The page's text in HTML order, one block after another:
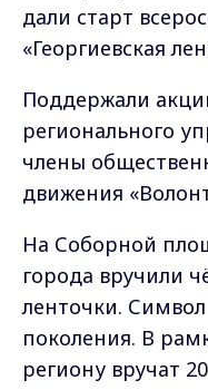
дали старт
«Георгиевская
Поддержали
регионального
члены
движения
На Соборной
города вручили
ленточки.
поколения. В
региону вручат